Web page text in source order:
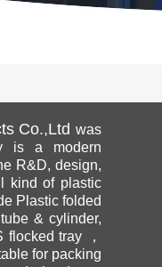
Co.,Ltd was
is a modern
R&D, design,
kind of plastic
Plastic folded
& cylinder,
tray ，
for packing